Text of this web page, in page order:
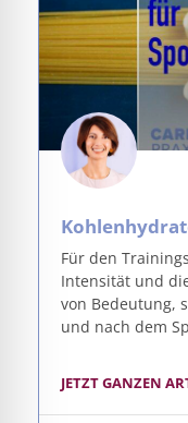
Für den
Intensität und
von Bedeutung,
und nach dem
JETZT GANZEN